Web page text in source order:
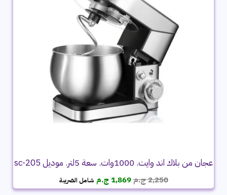
عجان من بلاك اند وايت. 1000وات. سعة 5لتر. موديل sc-205
2,250ج.مالسعر
الأصلي
1,869 ج.م السعر
الحالي
شامل الضريبة